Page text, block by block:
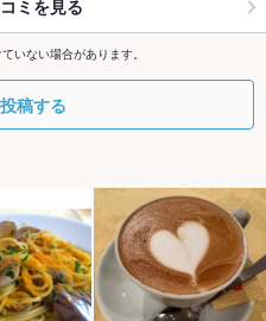
ミを見る
いない場合があります。
稿する